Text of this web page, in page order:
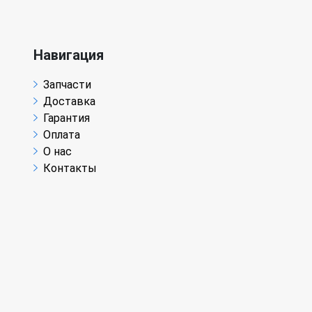
Навигация
Запчасти
Доставка
Гарантия
Оплата
О нас
Контакты